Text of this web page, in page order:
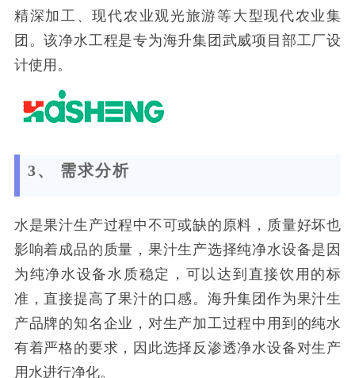
精深加工、现代农业观光旅游等大型现代农业集
团。该净水工程是专为海升集团武威项目部工厂设
计使用。
3、 需求分析
水是果汁生产过程中不可或缺的原料，质量好坏也
影响着成品的质量，果汁生产选择纯净水设备是因
为纯净水设备水质稳定，可以达到直接饮用的标
准，直接提高了果汁的口感。海升集团作为果汁生
产品牌的知名企业，对生产加工过程中用到的纯水
有着严格的要求，因此选择反渗透净水设备对生产
用水进行净化。